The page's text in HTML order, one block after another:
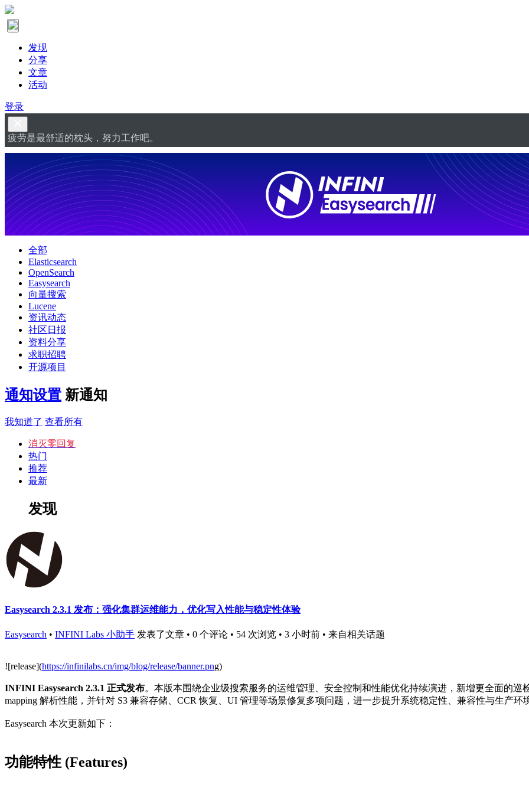
发现
分享
文章
活动
登录
疲劳是最舒适的枕头，努力工作吧。
全部
Elasticsearch
OpenSearch
Easysearch
向量搜索
Lucene
资讯动态
社区日报
资料分享
求职招聘
开源项目
通知设置 新通知
我知道了 查看所有
消灭零回复
热门
推荐
最新
发现
Easysearch 2.3.1 发布：强化集群运维能力，优化写入性能与稳定性体验
Easysearch • INFINI Labs 小助手 发表了文章 • 0 个评论 • 54 次浏览 • 3 小时前 • 来自相关话题
![release](https://infinilabs.cn/img/blog/release/banner.png)
INFINI Easysearch 2.3.1 正式发布。本版本围绕企业级搜索服务的运维管理、安全控制和性能优化持续演进，新增更全面的
mapping 解析性能，并针对 S3 兼容存储、CCR 恢复、UI 管理等场景修复多项问题，进一步提升系统稳定性、兼容性与生产环
Easysearch 本次更新如下：
功能特性 (Features)